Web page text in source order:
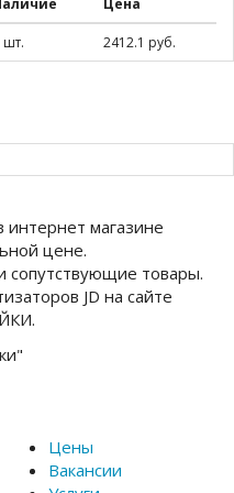
шт. 2412.1 руб.
интернет магазине
цене.
сопутствующие товары.
JD на сайте
Цены
Вакансии